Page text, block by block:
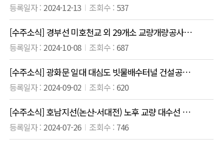
2024-12-13 537
[수주소식] 경부선 미호천교 외 29개소 교량개량공사 건설사업관리용역
2024-10-08 687
[수주소식] 광화문 일대 대심도 빗물배수터널 건설공사 감독 권한대행 등 건설사업관리용역
2024-09-02 620
[수주소식] 호남지선(논산-서대전) 노후 교량 대수선 실시설계 엔지니어링
2024-07-26 746